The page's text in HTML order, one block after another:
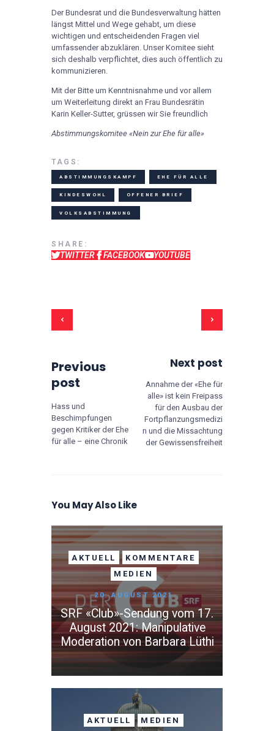
Der Bundesrat und die Bundesverwaltung hätten
längst Mittel und Wege gehabt, um diese
wichtigen und entscheidenden Fragen viel
umfassender abzuklären. Unser Komitee sieht
sich deshalb verpflichtet, dies auch öffentlich zu
kommunizieren.
Mit der Bitte um Kenntnisnahme und vor allem
um Weiterleitung direkt an Frau Bundesrätin
Karin Keller-Sutter, grüssen wir Sie freundlich
Abstimmungskomitee «Nein zur Ehe für alle»
TAGS:
ABSTIMMUNGSKAMPF EHE FÜR ALLE
KINDESWOHL OFFENER BRIEF
VOLKSABSTIMMUNG
SHARE:
TWITTER FACEBOOK YOUTUBE
Previous
post
Hass und
Beschimpfungen
gegen Kritiker der Ehe
für alle – eine Chronik
Next post
Annahme der «Ehe für
alle» ist kein Freipass
für den Ausbau der
Fortpflanzungsmedizi
n und die Missachtung
der Gewissensfreiheit
You May Also Like
AKTUELL
KOMMENTARE
MEDIEN
20. AUGUST 2021
SRF «Club»-Sendung vom 17.
August 2021: Manipulative
Moderation von Barbara Lüthi
AKTUELL MEDIEN